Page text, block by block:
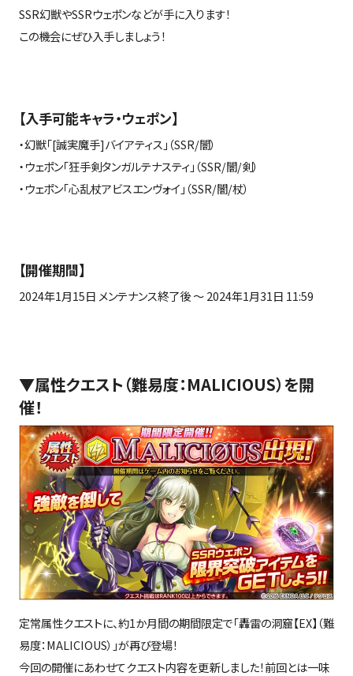
SSR幻獣やSSRウェポンなどが手に入ります！
この機会にぜひ入手しましょう！
【入手可能キャラ・ウェポン】
・幻獣「[誠実魔手]バイアティス」（SSR/闇）
・ウェポン「狂手剣タンガルテナスティ」（SSR/闇/剣）
・ウェポン「心乱杖アビスエンヴォイ」（SSR/闇/杖）
【開催期間】
2024年1月15日 メンテナンス終了後 ～2024年1月31日 11:59
▼属性クエスト（難易度：MALICIOUS）を開
催！
定常属性クエストに、約1か月間の期間限定で「轟雷の洞窟【EX】（難
易度：MALICIOUS）」が再び登場！
今回の開催にあわせてクエスト内容を更新しました！前回とは一味